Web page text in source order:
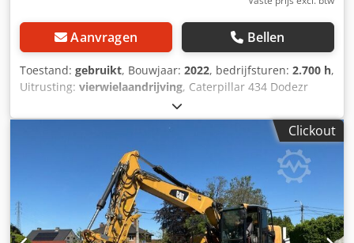
Aanvragen Bellen
Toestand: gebruikt, Bouwjaar: 2022, bedrijfsturen: 2.700 h,
Uitrusting: vierwielaandrijving, Caterpillar 434 Dodezr
Tqwopfx Acyeck Graaft-laadcombinatie 2700 uur *
Modelnummer: 434 * Bouwjaar: 2022 * Bedrijfsgewicht:
Clickout